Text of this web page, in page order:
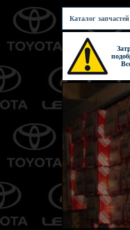
Каталог запчастей